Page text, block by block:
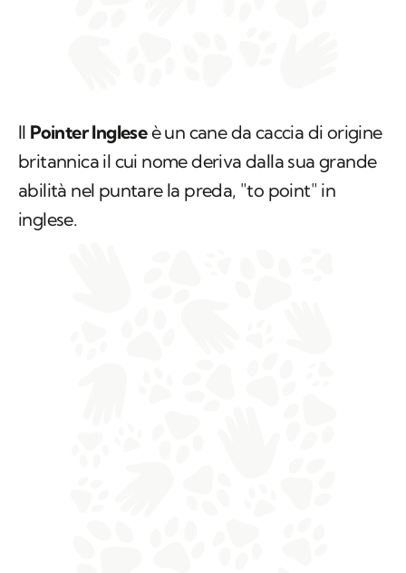
Il Pointer Ingleseè un cane da caccia di origine
britannica il cui nome deriva dalla sua grande
abilità nel puntare la preda, "to point" in
inglese.